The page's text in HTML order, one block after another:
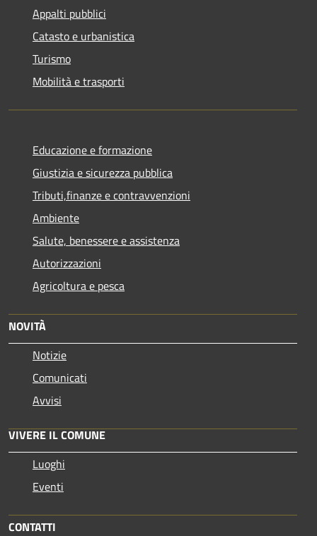
Appalti pubblici
Catasto e urbanistica
Turismo
Mobilità e trasporti
Educazione e formazione
Giustizia e sicurezza pubblica
Tributi,finanze e contravvenzioni
Ambiente
Salute, benessere e assistenza
Autorizzazioni
Agricoltura e pesca
NOVITÀ
Notizie
Comunicati
Avvisi
VIVERE IL COMUNE
Luoghi
Eventi
CONTATTI